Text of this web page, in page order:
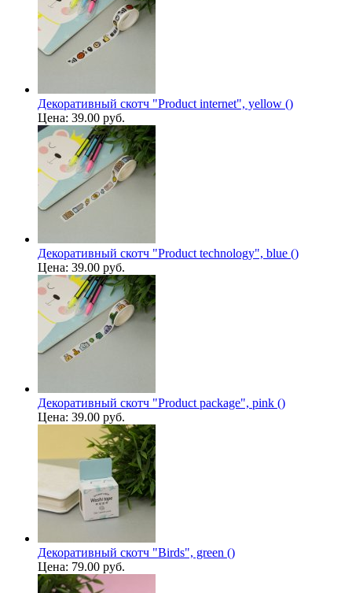
Декоративный скотч "Product internet", yellow ()
Цена: 39.00 руб.
Декоративный скотч "Product technology", blue ()
Цена: 39.00 руб.
Декоративный скотч "Product package", pink ()
Цена: 39.00 руб.
Декоративный скотч "Birds", green ()
Цена: 79.00 руб.